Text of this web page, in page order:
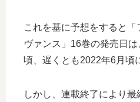
これを基に予想をすると
ヴァンス」16巻の発売日
頃、遅くとも2022年6月頃
しかし、連載終了により